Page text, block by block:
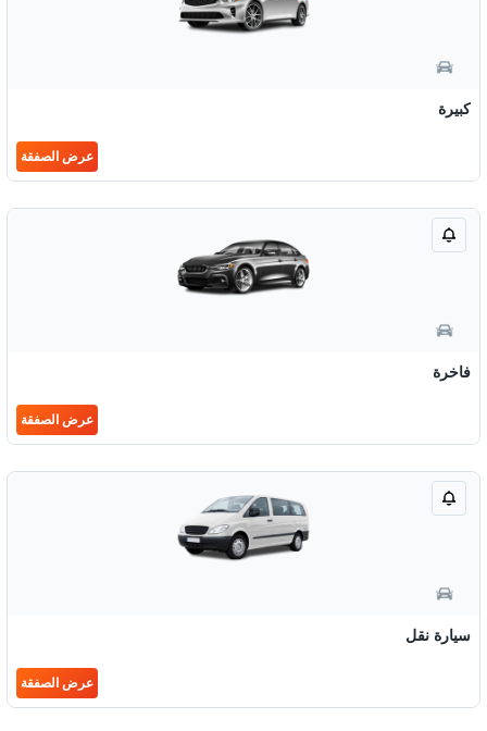
كبيرة
عرض الصفقة
فاخرة
عرض الصفقة
سيارة نقل
عرض الصفقة